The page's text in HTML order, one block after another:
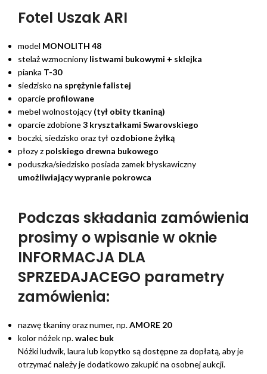
Fotel Uszak ARI
model MONOLITH 48
stelaż wzmocniony listwami bukowymi + sklejka
pianka T-30
siedzisko na sprężynie falistej
oparcie profilowane
mebel wolnostojący (tył obity tkaniną)
oparcie zdobione3 kryształkami Swarovskiego
boczki, siedzisko oraz tył ozdobione żyłką
płozy z polskiego drewna bukowego
poduszka/siedzisko posiada zamek błyskawiczny
umożliwiający wypranie pokrowca
Podczas składania zamówienia
prosimy o wpisanie w oknie
INFORMACJA DLA
SPRZEDAJACEGO parametry
zamówienia:
nazwę tkaniny oraz numer, np.AMORE 20
kolor nóżek np.walec buk
Nóżki ludwik, laura lub kopytko są dostępne za dopłatą, aby je
otrzymać należy je dodatkowo zakupić na osobnej aukcji.